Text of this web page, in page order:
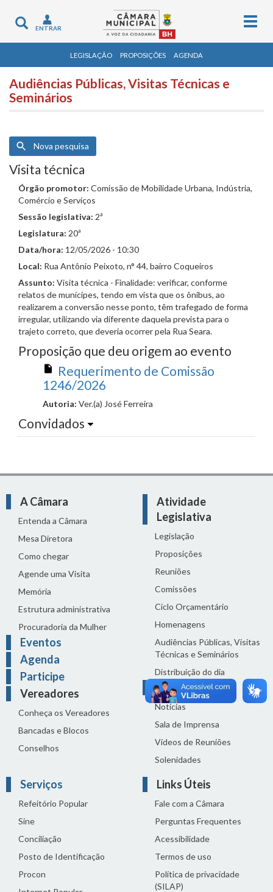
Toggle
navigation
ENTRAR
LEGISLAÇÃO PROPOSIÇÕES AGENDA
Audiências Públicas, Visitas Técnicas e
Seminários
Nova pesquisa
Visita técnica
Órgão promotor: Comissão de Mobilidade Urbana, Indústria,
Comércio e Serviços
Sessão legislativa: 2ª
Legislatura: 20ª
Data/hora: 12/05/2026 - 10:30
Local: Rua Antônio Peixoto, n° 44, bairro Coqueiros
Assunto: Visita técnica - Finalidade: verificar, conforme
relatos de munícipes, tendo em vista que os ônibus, ao
realizarem a conversão nesse ponto, têm trafegado de forma
irregular, utilizando via diferente daquela prevista para o
trajeto correto, que deveria ocorrer pela Rua Seara.
Proposição que deu origem ao evento
Requerimento de Comissão
1246/2026
Autoria: Ver.(a) José Ferreira
Convidados
A Câmara
Entenda a Câmara
Mesa Diretora
Como chegar
Agende uma Visita
Memória
Estrutura administrativa
Procuradoria da Mulher
Eventos
Agenda
Participe
Vereadores
Conheça os Vereadores
Bancadas e Blocos
Conselhos
Atividade
Legislativa
Legislação
Proposições
Reuniões
Comissões
Ciclo Orçamentário
Homenagens
Audiências Públicas, Visitas
Técnicas e Seminários
Distribuição do dia
Comunicação
Notícias
Sala de Imprensa
Vídeos de Reuniões
Solenidades
Serviços
Refeitório Popular
Sine
Conciliação
Posto de Identificação
Procon
Links Úteis
Fale com a Câmara
Perguntas Frequentes
Acessibilidade
Termos de uso
Política de privacidade
(SILAP)